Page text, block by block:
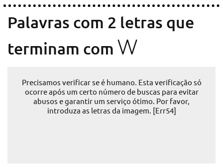
Palavras com 2 letras que
terminam com W
Precisamos verificar se é humano. Esta verificação só
ocorre após um certo número de buscas para evitar
abusos e garantir um serviço ótimo. Por favor,
introduza as letras da imagem. [Err54]